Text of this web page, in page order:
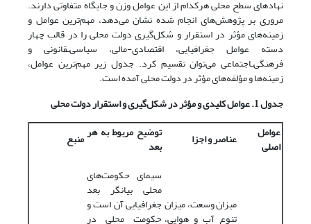
نهادهای سطح محلی هرکدام از این عوامل وزن و جایگاه متفاوتی دارند.
مروری بر پژوهش‌های انجام ‌شده نشان می‌دهد، مهم‌ترین عوامل و
زمینه‌های مؤثر در استقرار و شکل‌گیری دولت محلی را در قالب چهار
دسته عوامل جغرافیایی، اقتصادی-مالی، سیاسی‌ـقانونی و
فرهنگی‌ـاجتماعی می‌توان تقسیم‌ کرد. جدول زیر مهم‌ترین عوامل،
زمینه‌ها و مؤلفه‌های مؤثر در دولت محلی آمده است.
جدول 1 .عوامل کلیدی و مؤثر در شکل‌گیری و استقرار دولت محلی
عوامل
اصلی عناصر و اجزا توضیح مربوط به هر
بعد منبع
میزان وسعت، میزان
تنوع آب و هوایی،
سیمای حکومت‌های
محلی بیانگر بعد
جغرافیایی آن است و
حکومت محلی در